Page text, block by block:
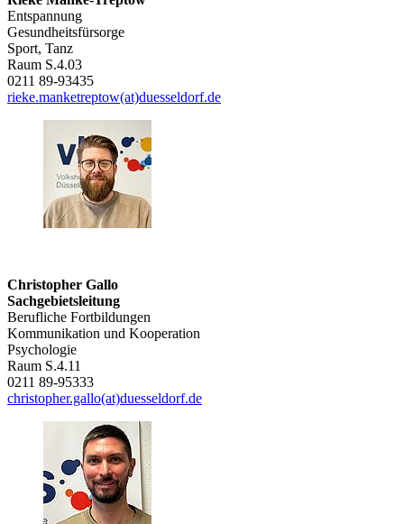
Entspannung
Gesundheitsfürsorge
Sport, Tanz
Raum S.4.03
0211 89-93435
rieke.manketreptow(at)duesseldorf.de
Christopher Gallo
Sachgebietsleitung
Berufliche Fortbildungen
Kommunikation und Kooperation
Psychologie
Raum S.4.11
0211 89-95333
christopher.gallo(at)duesseldorf.de